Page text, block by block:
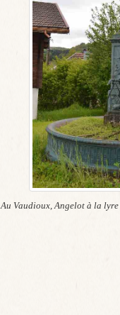
Au Vaudioux, Angelot à la lyre